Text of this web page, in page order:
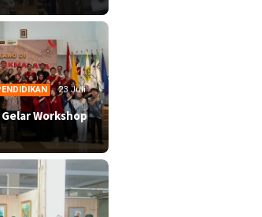
23 Juli
Workshop